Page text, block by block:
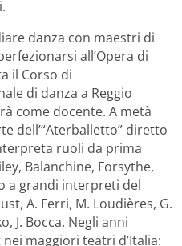
danza con maestri di
all’Opera di
il Corso di
di danza a Reggio
come docente. A metà
dell’“Aterballetto” diretto
ruoli da prima
Balanchine, Forsythe,
a grandi interpreti del
A. Ferri, M. Loudières, G.
J. Bocca. Negli anni
maggiori teatri d’Italia: